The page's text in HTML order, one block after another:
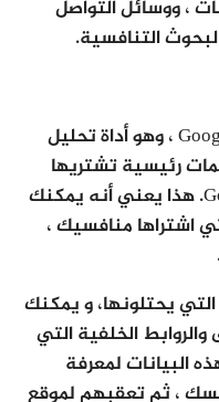
، ووسائل التواصل
التنافسية.
في الأصل باسم GoogSpy ، وهو أداة تحليل
رئيسية تشتريها
مواقع الويب على Google AdWords. هذا يعني أنه يمكنك
اشتراها منافسيك ،
يحتلونها، و يمكنك
الخلفية التي
البيانات لمعرفة
، ثم تعقبهم لموقع